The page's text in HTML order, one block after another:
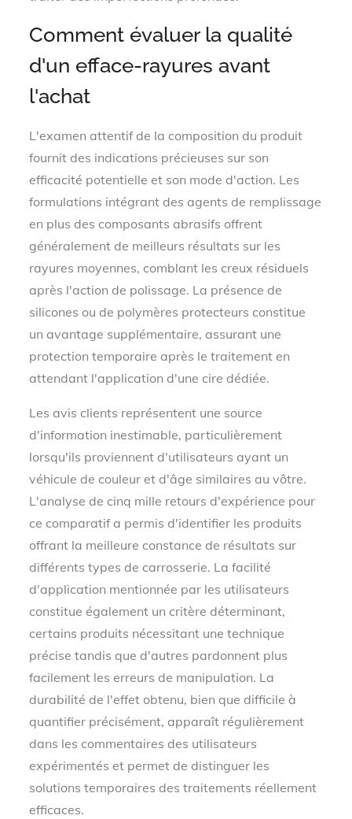
Comment évaluer la qualité
d'un efface-rayures avant
l'achat
L'examen attentif de la composition du produit
fournit des indications précieuses sur son
efficacité potentielle et son mode d'action. Les
formulations intégrant des agents de remplissage
en plus des composants abrasifs offrent
généralement de meilleurs résultats sur les
rayures moyennes, comblant les creux résiduels
après l'action de polissage. La présence de
silicones ou de polymères protecteurs constitue
un avantage supplémentaire, assurant une
protection temporaire après le traitement en
attendant l'application d'une cire dédiée.
Les avis clients représentent une source
d'information inestimable, particulièrement
lorsqu'ils proviennent d'utilisateurs ayant un
véhicule de couleur et d'âge similaires au vôtre.
L'analyse de cinq mille retours d'expérience pour
ce comparatif a permis d'identifier les produits
offrant la meilleure constance de résultats sur
différents types de carrosserie. La facilité
d'application mentionnée par les utilisateurs
constitue également un critère déterminant,
certains produits nécessitant une technique
précise tandis que d'autres pardonnent plus
facilement les erreurs de manipulation. La
durabilité de l'effet obtenu, bien que difficile à
quantifier précisément, apparaît régulièrement
dans les commentaires des utilisateurs
expérimentés et permet de distinguer les
solutions temporaires des traitements réellement
efficaces.